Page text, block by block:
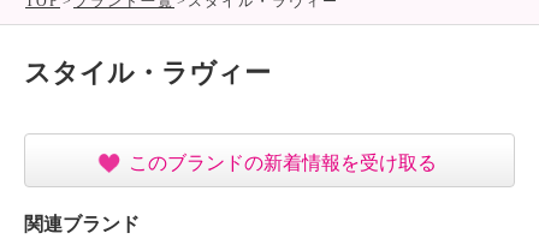
スタイル・ラヴィー
このブランドの新着情報を受け取る
関連ブランド